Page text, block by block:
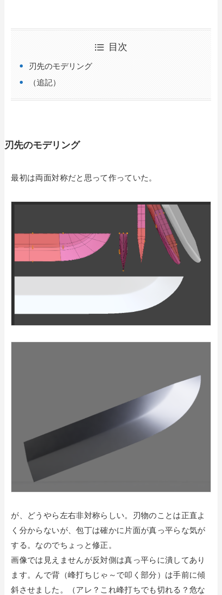
目次
刃先のモデリング
（追記）
刃先のモデリング
最初は両面対称だと思って作っていた。
が、どうやら左右非対称らしい。刃物のことは正直よ
く分からないが、包丁は確かに片面が真っ平らな気が
する。なのでちょっと修正。
画像では見えませんが反対側は真っ平らに潰してあり
ます。んで背（峰打ちじゃ～で叩く部分）は手前に傾
斜させました。（アレ？これ峰打ちでも切れる？危な